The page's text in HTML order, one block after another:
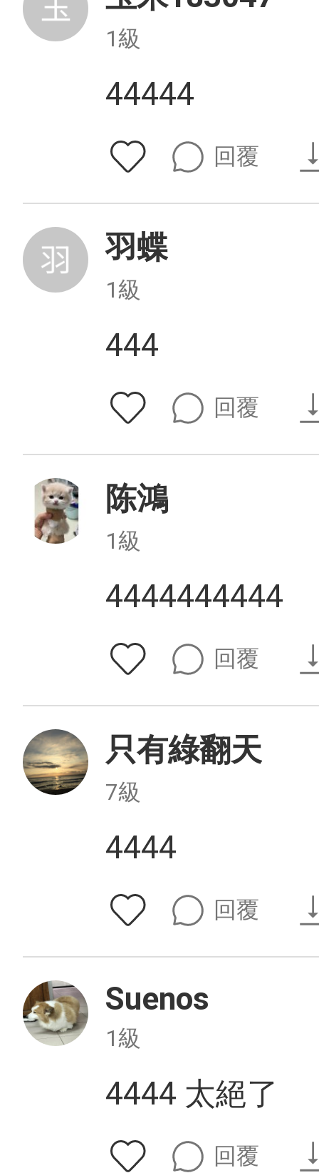
1級
44444
回覆
羽蝶
1級
444
回覆
陈鴻
1級
4444444444
回覆
只有綠翻天
7級
4444
回覆
Suenos
1級
4444 太絕了
回覆